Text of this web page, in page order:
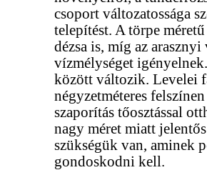
csoport változatossága
telepítést. A törpe
dézsa is, míg az
vízmélységet
között változik. Levelei
négyzetméteres
szaporítás tőosztással
nagy méret miatt
szükségük van, aminek
gondoskodni kell.